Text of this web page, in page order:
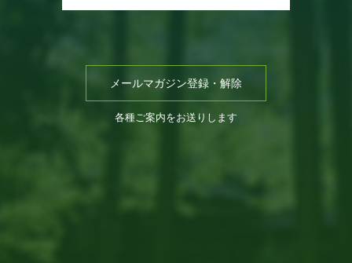
メールマガジン登録・解除
各種ご案内をお送りします